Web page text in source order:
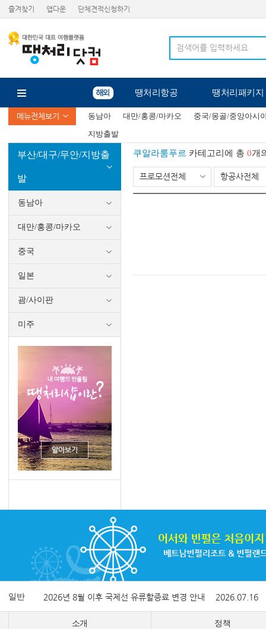
즐겨찾기 앱다운 단체견적신청하기
땡처리항공 땡처리패키지
메뉴전체보기 동남아 대만/홍콩/마카오
중국/몽골/중앙아시
지방출발
부산/대구/무안/지방출
발
동남아
대만/홍콩/마카오
중국
일본
괌/사이판
미주
쿠알라룸푸르 카테고리에 총 0개
프로모션전체 항공사전체
일반 2026년 8월 이후 국제선 유류할증료 변경 안내 2026.07.16
소개 정책